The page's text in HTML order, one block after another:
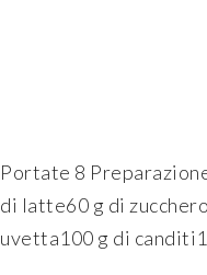
Portate 8
di latte60 g di
uvetta100 g di